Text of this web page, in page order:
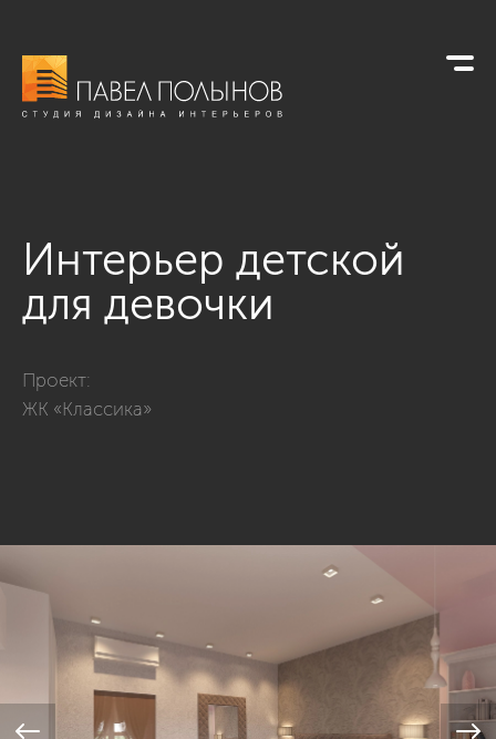
Интерьер детской
для девочки
Проект:
ЖК «Классика»